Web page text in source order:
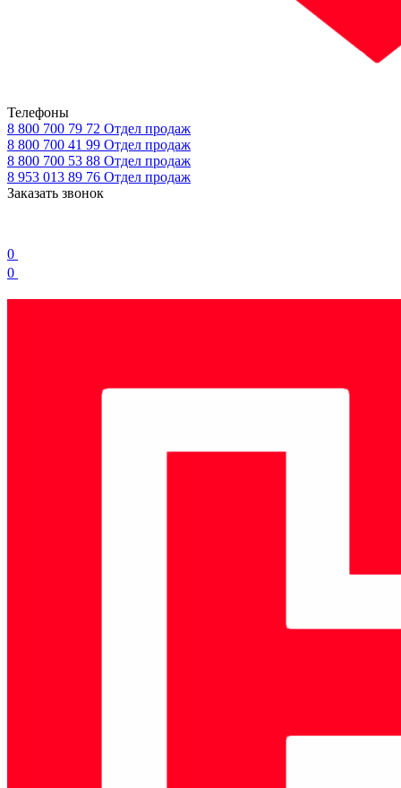
Телефоны
8 800 700 79 72 Отдел продаж
8 800 700 41 99 Отдел продаж
8 800 700 53 88 Отдел продаж
8 953 013 89 76 Отдел продаж
Заказать звонок
0
0